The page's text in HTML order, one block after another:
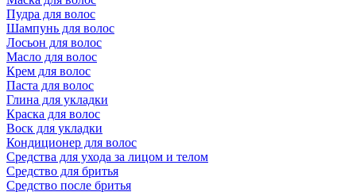
Пудра для волос
Шампунь для волос
Лосьон для волос
Масло для волос
Крем для волос
Паста для волос
Глина для укладки
Краска для волос
Воск для укладки
Кондиционер для волос
Средства для ухода за лицом и телом
Средство для бритья
Средство после бритья